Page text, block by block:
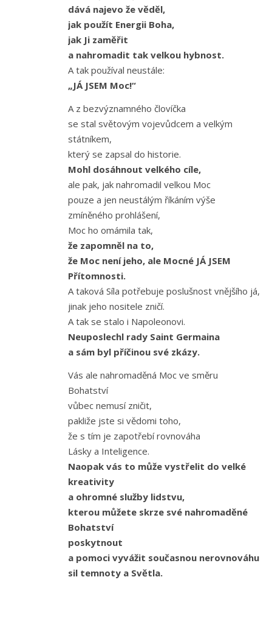
dává najevo že věděl,
jak použít Energii Boha,
jak Ji zaměřit
a nahromadit tak velkou hybnost.
A tak používal neustále:
„JÁ JSEM Moc!“
A z bezvýznamného človíčka
se stal světovým vojevůdcem a velkým
státníkem,
který se zapsal do historie.
Mohl dosáhnout velkého cíle,
ale pak, jak nahromadil velkou Moc
pouze a jen neustálým říkáním výše
zmíněného prohlášení,
Moc ho omámila tak,
že zapomněl na to,
že Moc není jeho, ale Mocné JÁ JSEM
Přítomnosti.
A taková Síla potřebuje poslušnost vnějšího já,
jinak jeho nositele zničí.
A tak se stalo i Napoleonovi.
Neuposlechl rady Saint Germaina
a sám byl příčinou své zkázy.
Vás ale nahromaděná Moc ve směru
Bohatství
vůbec nemusí zničit,
pakliže jste si vědomi toho,
že s tím je zapotřebí rovnováha
Lásky a Inteligence.
Naopak vás to může vystřelit do velké
kreativity
a ohromné služby lidstvu,
kterou můžete skrze své nahromaděné
Bohatství
poskytnout
a pomoci vyvážit současnou nerovnováhu
sil temnoty a Světla.